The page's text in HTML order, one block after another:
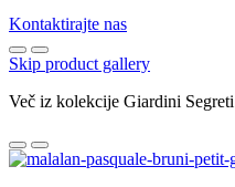
Kontaktirajte nas
Skip product gallery
Več iz kolekcije Giardini Segreti